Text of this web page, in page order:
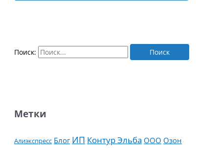
Поиск:
Метки
Алиэкспресс Блог ИП Контур Эльба ООО Озон